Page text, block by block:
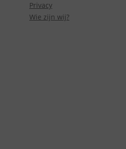
Privacy
Wie zijn wij?